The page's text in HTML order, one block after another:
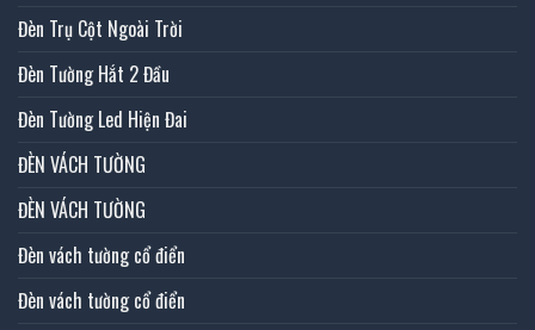
Đèn Trụ Cột Ngoài Trời
Đèn Tường Hắt 2 Đầu
Đèn Tường Led Hiện Đai
ĐÈN VÁCH TƯỜNG
ĐÈN VÁCH TƯỜNG
Đèn vách tường cổ điển
Đèn vách tường cổ điển